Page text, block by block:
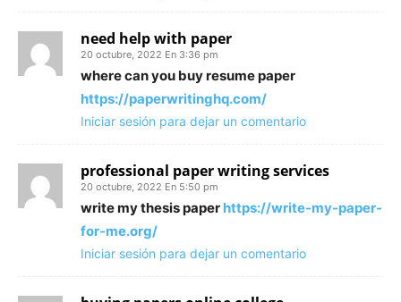
need help with paper
20 octubre, 2022 En 3:36 pm
where can you buy resume paper
https://paperwritinghq.com/
Iniciar sesión para dejar un comentario
professional paper writing services
20 octubre, 2022 En 5:50 pm
write my thesis paper https://write-my-paper-
for-me.org/
Iniciar sesión para dejar un comentario